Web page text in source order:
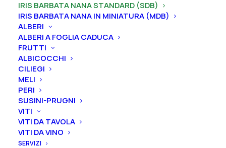
IRIS BARBATA NANA STANDARD (SDB)
IRIS BARBATA NANA IN MINIATURA (MDB)
ALBERI
ALBERI A FOGLIA CADUCA
FRUTTI
ALBICOCCHI
CILIEGI
MELI
PERI
SUSINI-PRUGNI
VITI
VITI DA TAVOLA
VITI DA VINO
SERVIZI
mentre irizomidiIrissonodisponibili solo nel
periodo che va
da luglio a settembre.
Formato
Iris
germanica
"Sinichka"
quantità
Ordina subito questo prodotto!
Puoi acquistare ora questo prodotto contattandoci e